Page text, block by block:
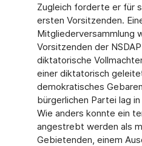
Zugleich forderte er für
ersten Vorsitzenden.
Mitgliederversammlung
Vorsitzenden der
diktatorische
einer diktatorisch
demokratisches
bürgerlichen Partei lag
Wie anders konnte ein
angestrebt werden als
Gebietenden, einem